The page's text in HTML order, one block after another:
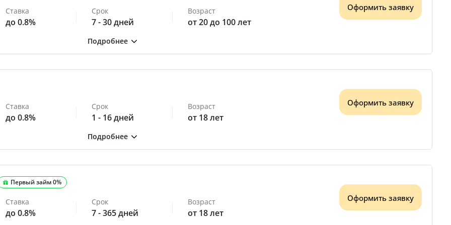
Ставка
до 0.8%
Срок
7 - 30 дней
Возраст
от 20 до 100 лет
Оформить заявку
Ставка
до 0.8%
Срок
1 - 16 дней
Возраст
от 18 лет
Оформить заявку
Первый займ 0%
Ставка
до 0.8%
Срок
7 - 365 дней
Возраст
от 18 лет
Оформить заявку